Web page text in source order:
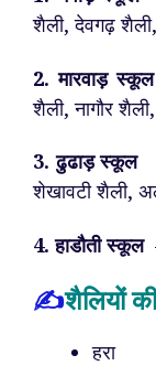
शैली, देवगढ़
2. मारवाड़ स्कूल
शैली, नागौर
3. ढुढाड़ स्कूल–
शेखावटी शैली,
4. हाडौती स्कूल
✍️शैलियों
हरा